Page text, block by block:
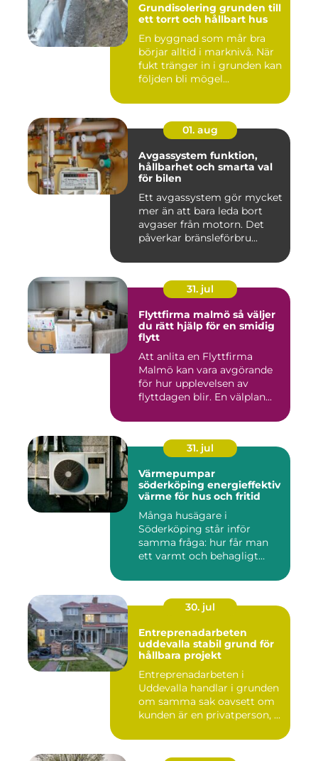
Grundisolering grunden till
ett torrt och hållbart hus
En byggnad som mår bra
börjar alltid i marknivå. När
fukt tränger in i grunden kan
följden bli mögel...
01. aug
Avgassystem funktion,
hållbarhet och smarta val
för bilen
Ett avgassystem gör mycket
mer än att bara leda bort
avgaser från motorn. Det
påverkar bränsleförbru...
31. jul
Flyttfirma malmö så väljer
du rätt hjälp för en smidig
flytt
Att anlita en Flyttfirma
Malmö kan vara avgörande
för hur upplevelsen av
flyttdagen blir. En välplan...
31. jul
Värmepumpar
söderköping energieffektiv
värme för hus och fritid
Många husägare i
Söderköping står inför
samma fråga: hur får man
ett varmt och behagligt
30. jul
Entreprenadarbeten
uddevalla stabil grund för
hållbara projekt
Entreprenadarbeten i
Uddevalla handlar i grunden
om samma sak oavsett om
kunden är en privatperson, ...